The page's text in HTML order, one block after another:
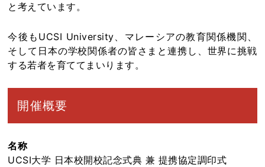
と考えています。
今後もUCSI University、マレーシアの教育関係機関、
そして日本の学校関係者の皆さまと連携し、世界に挑戦
する若者を育ててまいります。
開催概要
名称
UCSI大学 日本校開校記念式典 兼 提携協定調印式